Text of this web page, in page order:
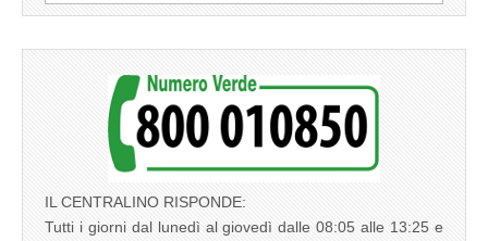
IL CENTRALINO RISPONDE:
Tutti i giorni dal lunedì al giovedì dalle 08:05 alle 13:25 e